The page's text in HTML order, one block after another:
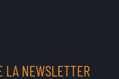
LA NEWSLETTER